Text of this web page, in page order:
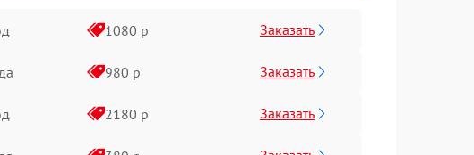
1080 р Заказать
980 р Заказать
2180 р Заказать